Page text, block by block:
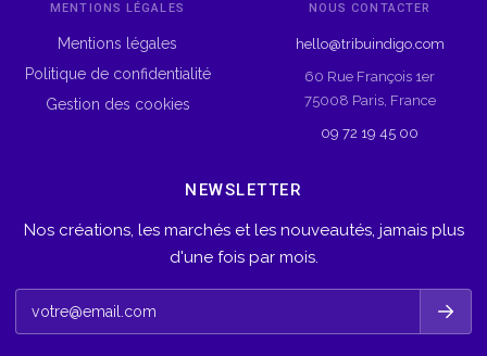
MENTIONS LÉGALES
Mentions légales
Politique de confidentialité
Gestion des cookies
NOUS CONTACTER
hello@tribuindigo.com
60 Rue François 1er
75008 Paris, France
09 72 19 45 00
NEWSLETTER
Nos créations, les marchés et les nouveautés, jamais plus
d'une fois par mois.